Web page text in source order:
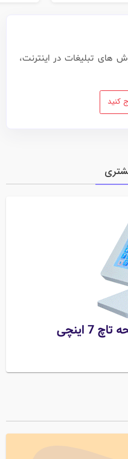
های تبلیغات در اینترنت،
کنید